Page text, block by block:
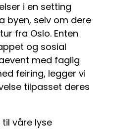
i en setting
byen, selv om dere
fra Oslo. Enten
og sosial
med faglig
feiring, legger vi
tilpasset deres
våre lyse